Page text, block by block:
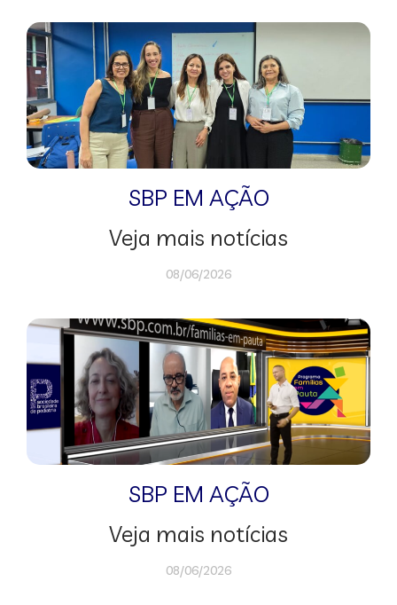
SBP EM AÇÃO
Veja mais notícias
08/06/2026
SBP EM AÇÃO
Veja mais notícias
08/06/2026